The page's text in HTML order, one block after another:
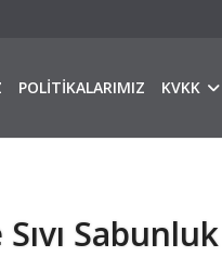
POLİTİKALARIMIZ KVKK
Sabunluk